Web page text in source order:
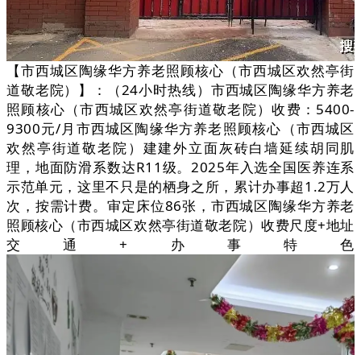
【市西城区陶缘华方养老照顾核心（市西城区欢然亭街
道敬老院）】：（24小时热线）市西城区陶缘华方养老
照顾核心（市西城区欢然亭街道敬老院）收费：5400-
9300元/月市西城区陶缘华方养老照顾核心（市西城区
欢然亭街道敬老院）建建外立面灰砖白墙延续胡同肌
理，地面防滑系数达R11级。2025年入选全国医养连系
示范单元，这里不只是的栖身之所，累计办事超1.2万人
次，按需计费。审定床位86张，市西城区陶缘华方养老
照顾核心（市西城区欢然亭街道敬老院）收费尺度+地址
交通+办事特色